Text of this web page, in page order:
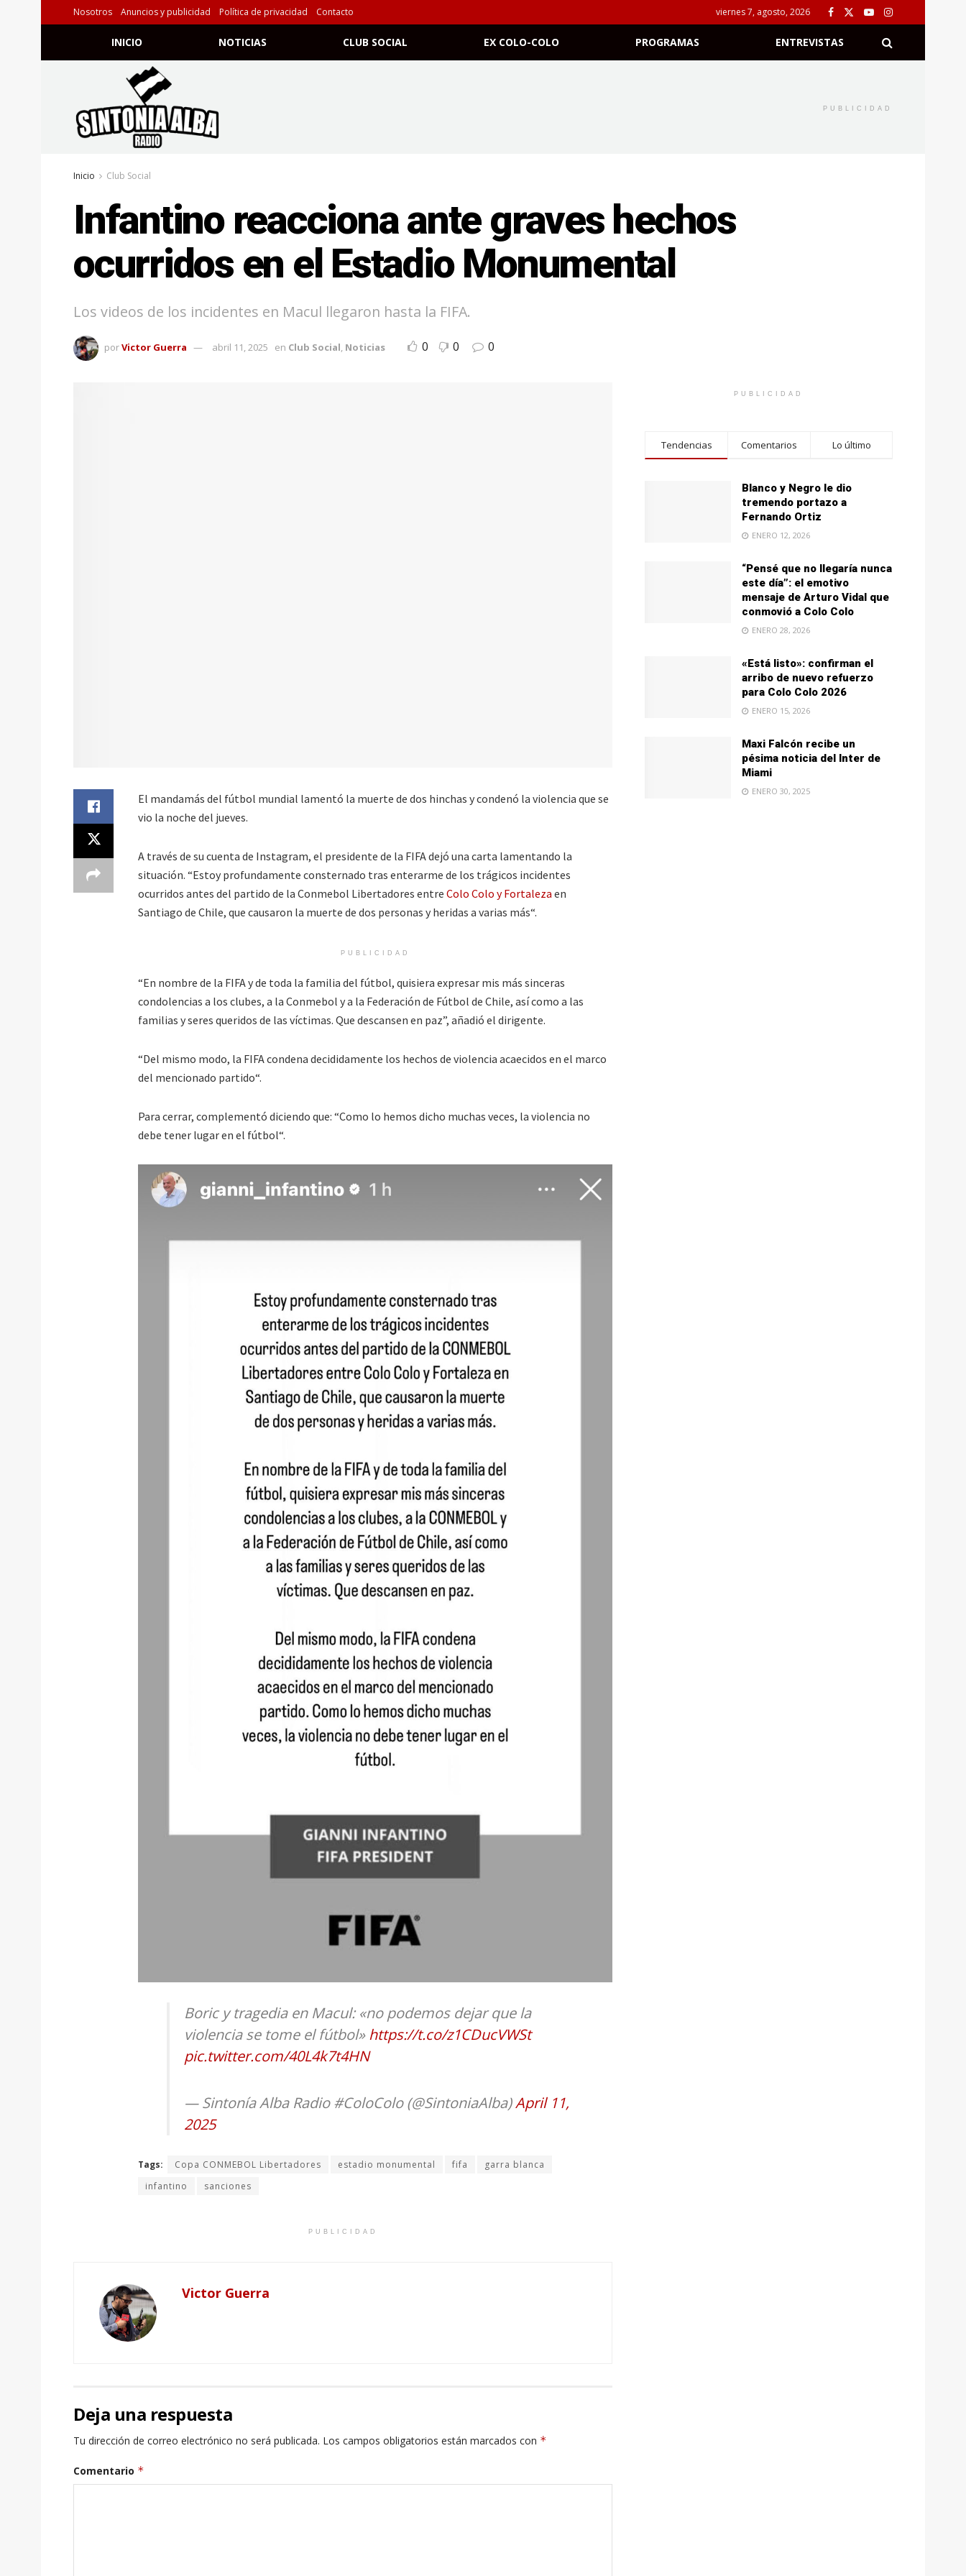
Nosotros Anuncios y publicidad Política de privacidad Contacto viernes 7, agosto, 2026
INICIO NOTICIAS CLUB SOCIAL EX COLO-COLO PROGRAMAS ENTREVISTAS
PUBLICIDAD
Inicio Club Social
Infantino reacciona ante graves hechos
ocurridos en el Estadio Monumental
Los videos de los incidentes en Macul llegaron hasta la FIFA.
porVictor Guerra abril 11, 2025 en Club Social, Noticias 0 0 0
El mandamás del fútbol mundial lamentó la muerte de dos hinchas y condenó la violencia que se
vio la noche del jueves.
A través de su cuenta de Instagram, el presidente de la FIFA dejó una carta lamentando la
situación. “Estoy profundamente consternado tras enterarme de los trágicos incidentes
ocurridos antes del partido de la Conmebol Libertadores entre Colo Colo y Fortaleza en
Santiago de Chile, que causaron la muerte de dos personas y heridas a varias más“.
PUBLICIDAD
“En nombre de la FIFA y de toda la familia del fútbol, quisiera expresar mis más sinceras
condolencias a los clubes, a la Conmebol y a la Federación de Fútbol de Chile, así como a las
familias y seres queridos de las víctimas. Que descansen en paz”, añadió el dirigente.
“Del mismo modo, la FIFA condena decididamente los hechos de violencia acaecidos en el marco
del mencionado partido“.
Para cerrar, complementó diciendo que: “Como lo hemos dicho muchas veces, la violencia no
debe tener lugar en el fútbol“.
Boric y tragedia en Macul: «no podemos dejar que la
violencia se tome el fútbol»https://t.co/z1CDucVWSt
pic.twitter.com/40L4k7t4HN
— Sintonía Alba Radio #ColoColo (@SintoniaAlba)April 11,
2025
Tags: Copa CONMEBOL Libertadores estadio monumental fifa
garra blanca
infantino
sanciones
PUBLICIDAD
Victor Guerra
Deja una respuesta
Tu dirección de correo electrónico no será publicada. Los campos obligatorios están marcados con *
Comentario *
PUBLICIDAD
Tendencias Comentarios Lo último
Blanco y Negro le dio
tremendo portazo a
Fernando Ortiz
ENERO 12, 2026
“Pensé que no llegaría nunca
este día”: el emotivo
mensaje de Arturo Vidal que
conmovió a Colo Colo
ENERO 28, 2026
«Está listo»: confirman el
arribo de nuevo refuerzo
para Colo Colo 2026
ENERO 15, 2026
Maxi Falcón recibe un
pésima noticia del Inter de
Miami
ENERO 30, 2025